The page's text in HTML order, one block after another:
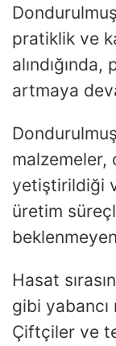
pratiklik ve
artmaya
malzemeler,
yetiştirildiği
üretim
Hasat
gibi yabancı
Çiftçiler ve